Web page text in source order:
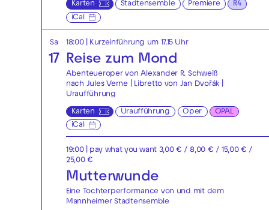
Karten Stadtensemble Premiere
R4
iCal
Sa
17
18:00 | Kurzeinführung um 17.15 Uhr
Reise zum Mond
Abenteueroper von Alexander R. Schweiß
nach Jules Verne | Libretto von Jan Dvořák |
Uraufführung
Karten Uraufführung Oper
OPAL
iCal
19:00 | pay what you want 3,00 € / 8,00 € / 15,00 € /
25,00 €
Mutterwunde
Eine Tochterperformance von und mit dem
Mannheimer Stadtensemble